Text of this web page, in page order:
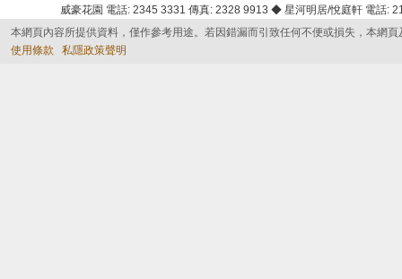
威豪花園 電話: 2345 3331 傳真: 2328 9913 ◆ 星河明居/悅庭軒 電話
本網頁內容所提供資料，僅作參考用途。若因錯漏而引致任何不便或損失，本網
使用條款
私隱政策聲明